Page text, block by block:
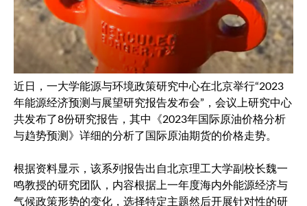
近日，一大学能源与环境政策研究中心在北京举行“2023
年能源经济预测与展望研究报告发布会”，会议上研究中心
共发布了8份研究报告，其中《2023年国际原油价格分析
与趋势预测》详细的分析了国际原油期货的价格走势。
根据资料显示，该系列报告出自北京理工大学副校长魏一
鸣教授的研究团队，内容根据上一年度海内外能源经济与
气候政策形势的变化，选择特定主题然后开展针对性的研